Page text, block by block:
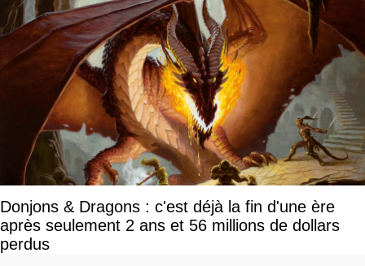
Donjons & Dragons : c'est déjà la fin d'une ère
après seulement 2 ans et 56 millions de dollars
perdus